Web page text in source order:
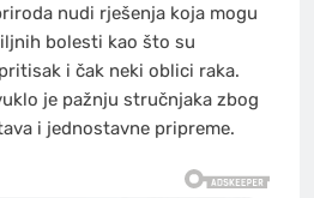
nudi rješenja koja mogu
bolesti kao što su
i čak neki oblici raka.
je pažnju stručnjaka zbog
i jednostavne pripreme.